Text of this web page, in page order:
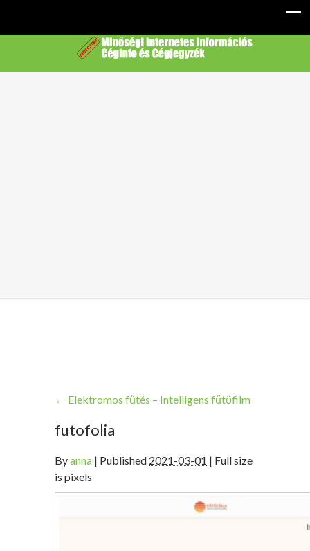
← Elektromos fűtés – Intelligens fűtőfilm
futofolia
Byanna | Published 2021-03-01 | Full size
is pixels